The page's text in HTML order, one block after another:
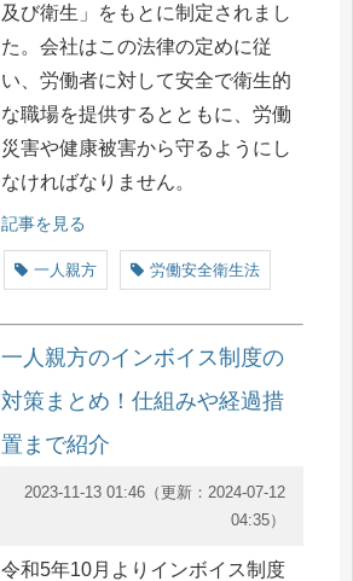
及び衛生」をもとに制定されまし
た。会社はこの法律の定めに従
い、労働者に対して安全で衛生的
な職場を提供するとともに、労働
災害や健康被害から守るようにし
なければなりません。
記事を見る
一人親方 労働安全衛生法
一人親方のインボイス制度の
対策まとめ！仕組みや経過措
置まで紹介
2023-11-13 01:46（更新： 2024-07-12
04:35）
令和5年10月よりインボイス制度